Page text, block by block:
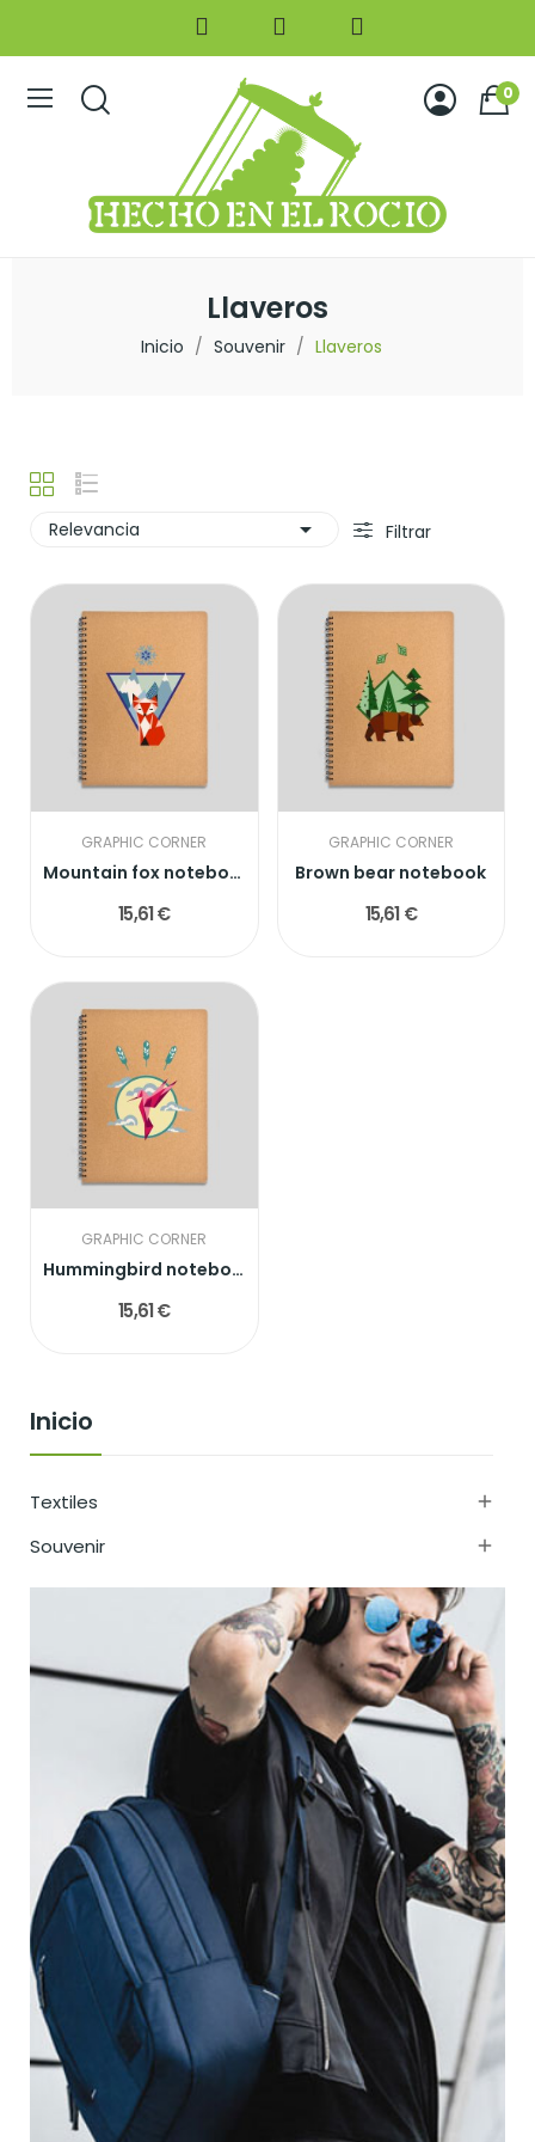
0
Llaveros
Inicio Souvenir Llaveros
Inicio
Textiles 
Souvenir 
Relevancia  Filtrar
GRAPHIC CORNER
Mountain fox notebook
15,61 €
GRAPHIC CORNER
Brown bear notebook
15,61 €
GRAPHIC CORNER
Hummingbird notebook
15,61 €